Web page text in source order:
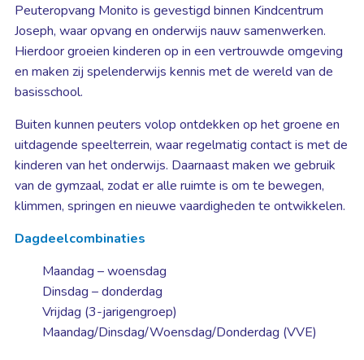
Peuteropvang Monito is gevestigd binnen Kindcentrum
Joseph, waar opvang en onderwijs nauw samenwerken.
Hierdoor groeien kinderen op in een vertrouwde omgeving
en maken zij spelenderwijs kennis met de wereld van de
basisschool.
Buiten kunnen peuters volop ontdekken op het groene en
uitdagende speelterrein, waar regelmatig contact is met de
kinderen van het onderwijs. Daarnaast maken we gebruik
van de gymzaal, zodat er alle ruimte is om te bewegen,
klimmen, springen en nieuwe vaardigheden te ontwikkelen.
Dagdeelcombinaties
Maandag – woensdag
Dinsdag – donderdag
Vrijdag (3-jarigengroep)
Maandag/Dinsdag/Woensdag/Donderdag (VVE)